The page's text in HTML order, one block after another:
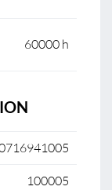
60000 h
100005